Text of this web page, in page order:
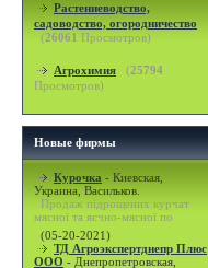
Растениеводство,
садоводство, огородничество
(26061 Просмотров)
Агрохимия (25794
Просмотров)
Новые фирмы
Курочка - Киевская,
Украина, Васильков.
Продаж підрощених курчат
мясної та яєчно-мясної по
(05-20-2021)
ТД Агроэкспертднепр Плюс
ООО - Днепропетровская,